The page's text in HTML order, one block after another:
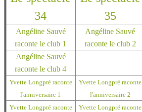
34
35
Angéline Sauvé
raconte le club 1
Angéline Sauvé
raconte le club 2
Angéline Sauvé
raconte le club 4
Yvette Longpré raconte
l'anniversaire 1
Yvette Longpré raconte
l'anniversaire 2
Yvette Longpré raconte
Yvette Longpré raconte